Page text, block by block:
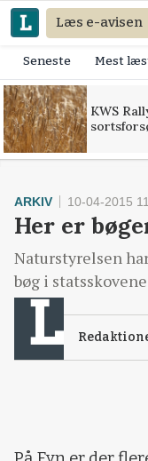
Læs e-avisen
Seneste Mest
KWS
ARKIV 10-04-2015
Her er
Naturstyrelsen
bøg i statsskovene